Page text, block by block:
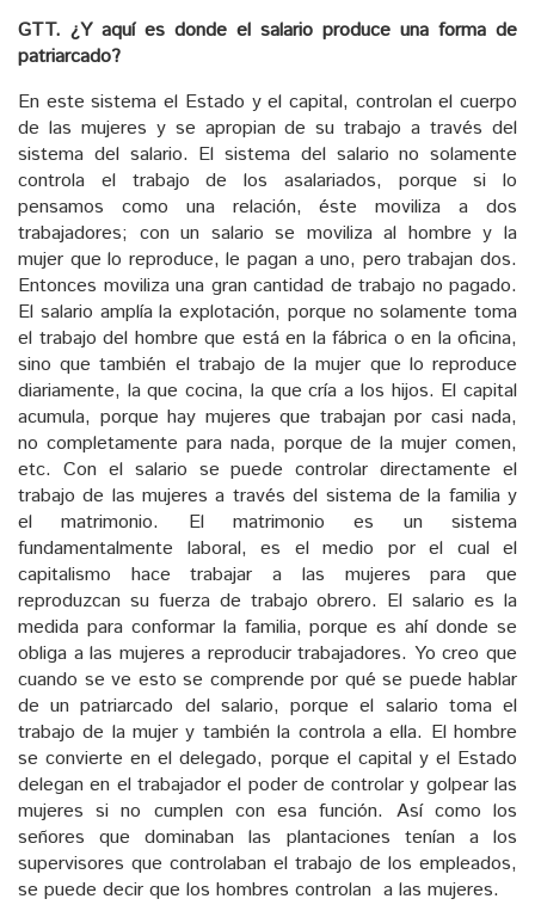
GTT. ¿Y aquí es donde el salario produce una forma de
patriarcado?
En este sistema el Estado y el capital, controlan el cuerpo
de las mujeres y se apropian de su trabajo a través del
sistema del salario. El sistema del salario no solamente
controla el trabajo de los asalariados, porque si lo
pensamos como una relación, éste moviliza a dos
trabajadores; con un salario se moviliza al hombre y la
mujer que lo reproduce, le pagan a uno, pero trabajan dos.
Entonces moviliza una gran cantidad de trabajo no pagado.
El salario amplía la explotación, porque no solamente toma
el trabajo del hombre que está en la fábrica o en la oficina,
sino que también el trabajo de la mujer que lo reproduce
diariamente, la que cocina, la que cría a los hijos. El capital
acumula, porque hay mujeres que trabajan por casi nada,
no completamente para nada, porque de la mujer comen,
etc. Con el salario se puede controlar directamente el
trabajo de las mujeres a través del sistema de la familia y
el matrimonio. El matrimonio es un sistema
fundamentalmente laboral, es el medio por el cual el
capitalismo hace trabajar a las mujeres para que
reproduzcan su fuerza de trabajo obrero. El salario es la
medida para conformar la familia, porque es ahí donde se
obliga a las mujeres a reproducir trabajadores. Yo creo que
cuando se ve esto se comprende por qué se puede hablar
de un patriarcado del salario, porque el salario toma el
trabajo de la mujer y también la controla a ella. El hombre
se convierte en el delegado, porque el capital y el Estado
delegan en el trabajador el poder de controlar y golpear las
mujeres si no cumplen con esa función. Así como los
señores que dominaban las plantaciones tenían a los
supervisores que controlaban el trabajo de los empleados,
se puede decir que los hombres controlan a las mujeres.